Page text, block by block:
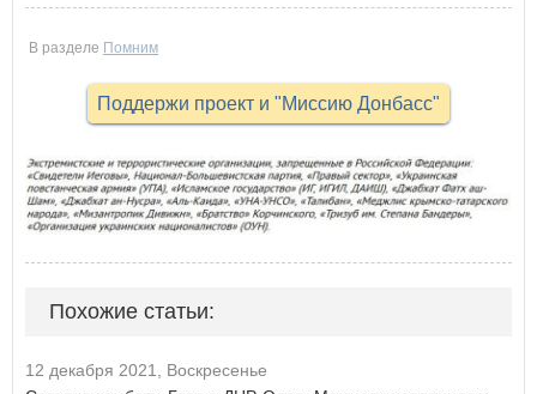
В разделе Помним
Поддержи проект и "Миссию Донбасс"
Похожие статьи:
12 декабря 2021, Воскресенье